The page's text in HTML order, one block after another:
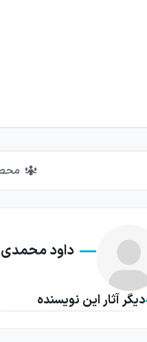
داود محمدی
دیگر آثار این نویسنده